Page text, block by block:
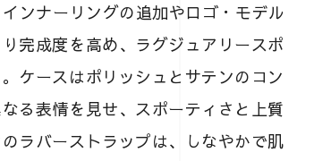
ンナーリングの追加やロゴ・モデル
完成度を高め、ラグジュアリースポ
ケースはポリッシュとサテンのコン
る表情を見せ、スポーティさと上質
ラバーストラップは、しなやかで肌